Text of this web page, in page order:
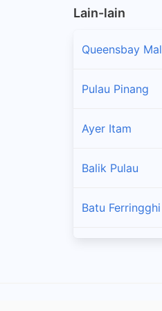
Lain-lain
Queensbay
Pulau Pinang
Ayer Itam
Balik Pulau
Batu Ferringghi